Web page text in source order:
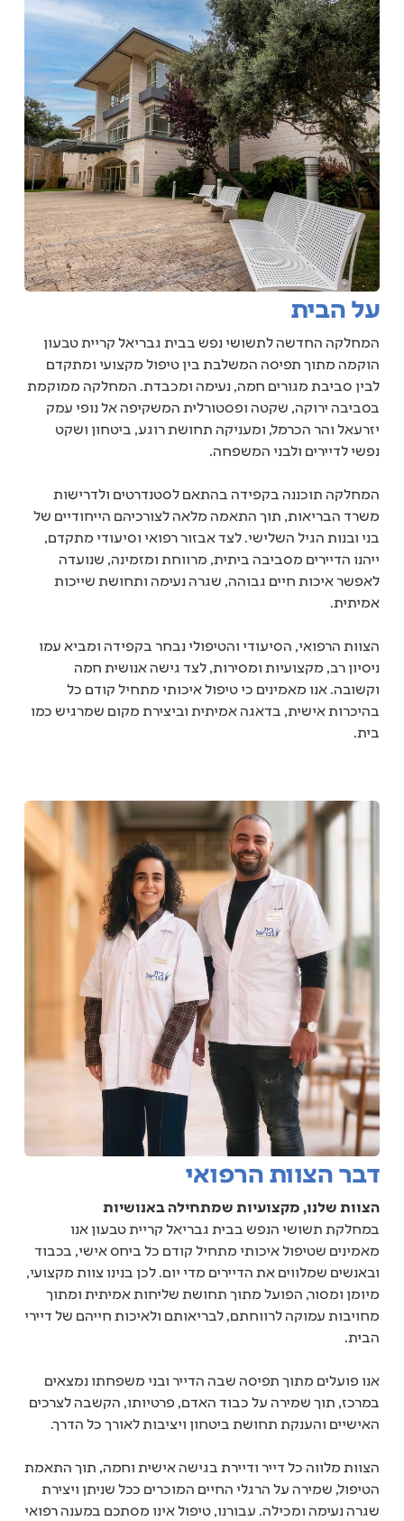
על הבית
המחלקה החדשה לתשושי נפש בבית גבריאל קריית טבעון
הוקמה מתוך תפיסה המשלבת בין טיפול מקצועי ומתקדם
לבין סביבת מגורים חמה, נעימה ומכבדת. המחלקה ממוקמת
בסביבה ירוקה, שקטה ופסטורלית המשקיפה אל נופי עמק
יזרעאל והר הכרמל, ומעניקה תחושת רוגע, ביטחון ושקט
נפשי לדיירים ולבני המשפחה.
המחלקה תוכננה בקפידה בהתאם לסטנדרטים ולדרישות
משרד הבריאות, תוך התאמה מלאה לצורכיהם הייחודיים של
בני ובנות הגיל השלישי. לצד אבזור רפואי וסיעודי מתקדם,
ייהנו הדיירים מסביבה ביתית, מרווחת ומזמינה, שנועדה
לאפשר איכות חיים גבוהה, שגרה נעימה ותחושת שייכות
אמיתית.
הצוות הרפואי, הסיעודי והטיפולי נבחר בקפידה ומביא עמו
ניסיון רב, מקצועיות ומסירות, לצד גישה אנושית חמה
וקשובה. אנו מאמינים כי טיפול איכותי מתחיל קודם כל
בהיכרות אישית, בדאגה אמיתית וביצירת מקום שמרגיש כמו
בית.
דבר הצוות הרפואי
הצוות שלנו, מקצועיות שמתחילה באנושיות
במחלקת תשושי הנפש בבית גבריאל קריית טבעון אנו
מאמינים שטיפול איכותי מתחיל קודם כל ביחס אישי, בכבוד
ובאנשים שמלווים את הדיירים מדי יום. לכן בנינו צוות מקצועי,
מיומן ומסור, הפועל מתוך תחושת שליחות אמיתית ומתוך
מחויבות עמוקה לרווחתם, לבריאותם ולאיכות חייהם של דיירי
הבית.
אנו פועלים מתוך תפיסה שבה הדייר ובני משפחתו נמצאים
במרכז, תוך שמירה על כבוד האדם, פרטיותו, הקשבה לצרכים
האישיים והענקת תחושת ביטחון ויציבות לאורך כל הדרך.
הצוות מלווה כל דייר ודיירת בגישה אישית וחמה, תוך התאמת
הטיפול, שמירה על הרגלי החיים המוכרים ככל שניתן ויצירת
שגרה נעימה ומכילה. עבורנו, טיפול אינו מסתכם במענה רפואי